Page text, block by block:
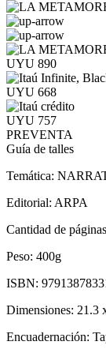
UYU 890
UYU 668
UYU 757
PREVENTA
Guía de talles
Temática:
Editorial: ARPA
Cantidad de
Peso: 400g
ISBN:
Dimensiones: 21.3
Encuadernación: